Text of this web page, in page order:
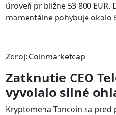
úroveň približne 53 800 EUR.
momentálne pohybuje okolo
Zdroj: Coinmarketcap
Zatknutie CEO
vyvolalo silné
Kryptomena Toncoin sa